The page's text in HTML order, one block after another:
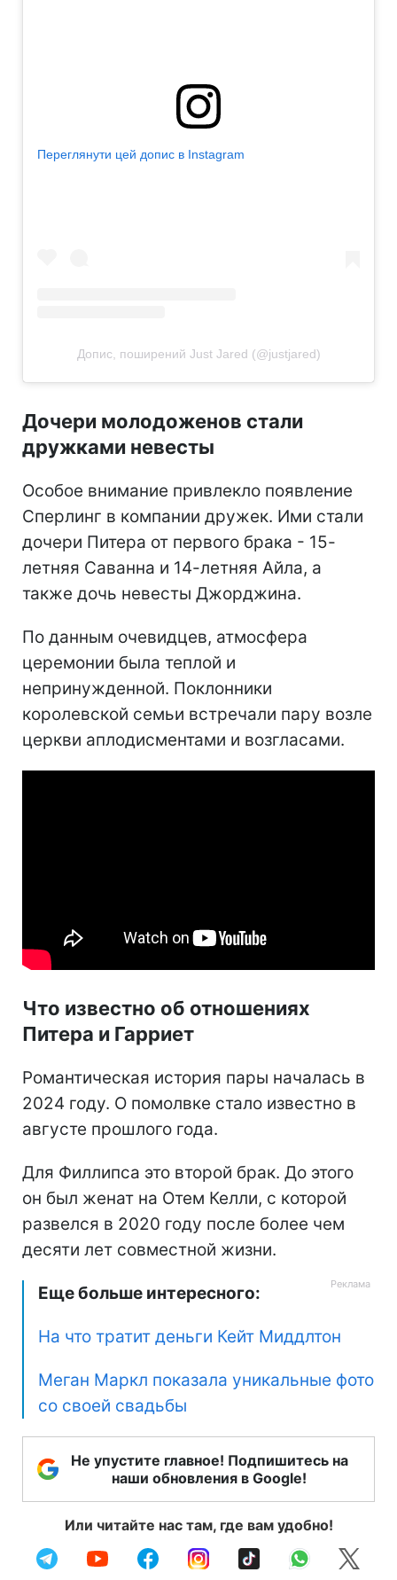
Переглянути цей допис в Instagram
Допис, поширений Just Jared (@justjared)
Дочери молодоженов стали
дружками невесты
Особое внимание привлекло появление
Сперлинг в компании дружек. Ими стали
дочери Питера от первого брака - 15-
летняя Саванна и 14-летняя Айла, а
также дочь невесты Джорджина.
По данным очевидцев, атмосфера
церемонии была теплой и
непринужденной. Поклонники
королевской семьи встречали пару возле
церкви аплодисментами и возгласами.
Что известно об отношениях
Питера и Гарриет
Романтическая история пары началась в
2024 году. О помолвке стало известно в
августе прошлого года.
Для Филлипса это второй брак. До этого
он был женат на Отем Келли, с которой
развелся в 2020 году после более чем
десяти лет совместной жизни.
Еще больше интересного:
На что тратит деньги Кейт Миддлтон
Меган Маркл показала уникальные фото
со своей свадьбы
Не упустите главное! Подпишитесь на
наши обновления в Google!
Или читайте нас там, где вам удобно!